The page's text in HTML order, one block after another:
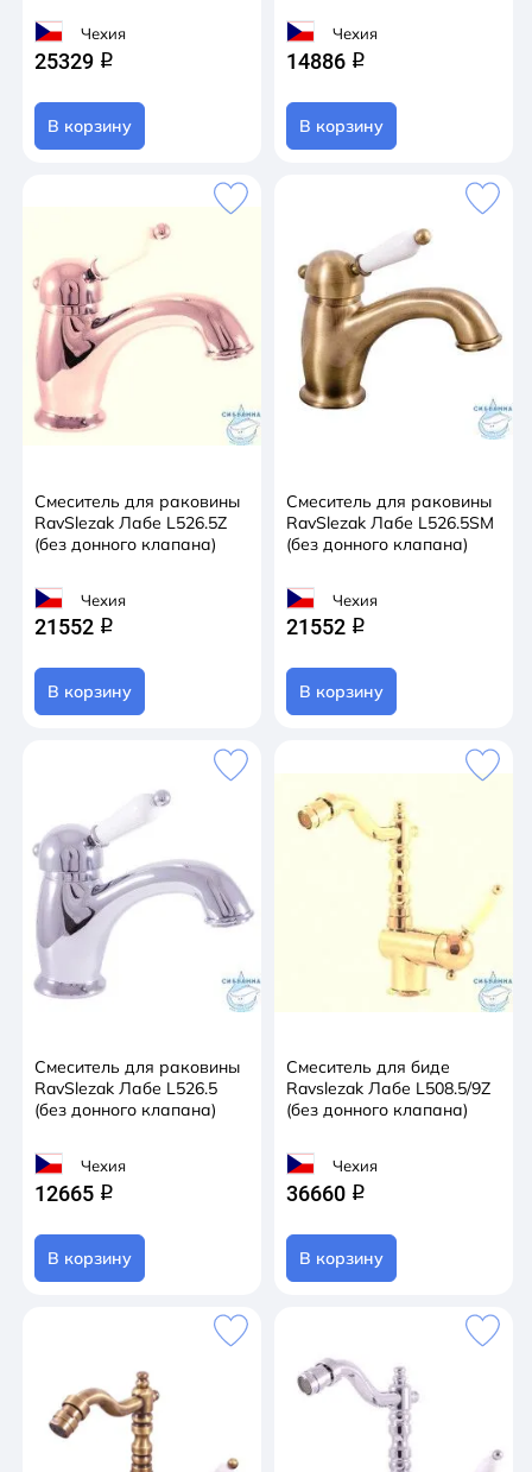
Чехия
25329 q
В корзину
Чехия
14886 q
В корзину
Смеситель для раковины
RavSlezak Лабе L526.5Z
(без донного клапана)
Чехия
21552 q
В корзину
Смеситель для раковины
RavSlezak Лабе L526.5SM
(без донного клапана)
Чехия
21552 q
В корзину
Смеситель для раковины
RavSlezak Лабе L526.5
(без донного клапана)
Чехия
12665 q
В корзину
Смеситель для биде
Ravslezak Лабе L508.5/9Z
(без донного клапана)
Чехия
36660 q
В корзину